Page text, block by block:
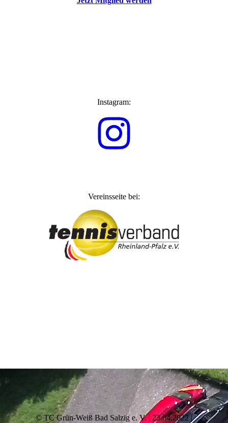
Instagram:
Vereinsseite bei:
© TC Grün-Weiß Bad Salzig e. V. | 23.04.2022 |